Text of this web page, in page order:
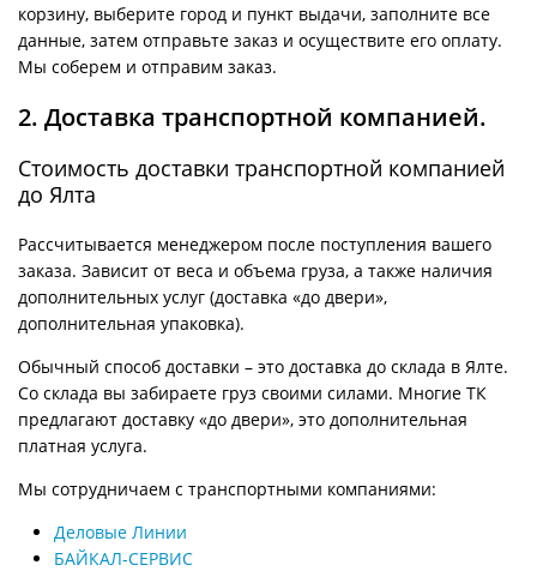
корзину, выберите город и пункт выдачи, заполните все
данные, затем отправьте заказ и осуществите его оплату.
Мы соберем и отправим заказ.
2. Доставка транспортной компанией.
Стоимость доставки транспортной компанией
до Ялта
Рассчитывается менеджером после поступления вашего
заказа. Зависит от веса и объема груза, а также наличия
дополнительных услуг (доставка «до двери»,
дополнительная упаковка).
Обычный способ доставки – это доставка до склада в Ялте.
Со склада вы забираете груз своими силами. Многие ТК
предлагают доставку «до двери», это дополнительная
платная услуга.
Мы сотрудничаем с транспортными компаниями:
Деловые Линии
БАЙКАЛ-СЕРВИС